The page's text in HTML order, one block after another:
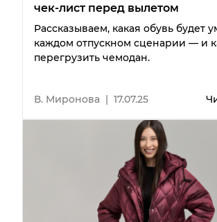
чек-лист перед вылетом
Рассказываем, какая обувь будет
каждом отпускном сценарии — и
перегрузить чемодан.
В. Миронова | 17.07.25